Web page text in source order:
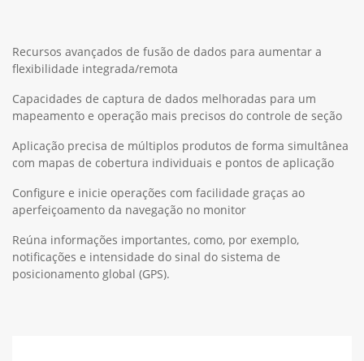
Recursos avançados de fusão de dados para aumentar a
flexibilidade integrada/remota
Capacidades de captura de dados melhoradas para um
mapeamento e operação mais precisos do controle de seção
Aplicação precisa de múltiplos produtos de forma simultânea
com mapas de cobertura individuais e pontos de aplicação
Configure e inicie operações com facilidade graças ao
aperfeiçoamento da navegação no monitor
Reúna informações importantes, como, por exemplo,
notificações e intensidade do sinal do sistema de
posicionamento global (GPS).